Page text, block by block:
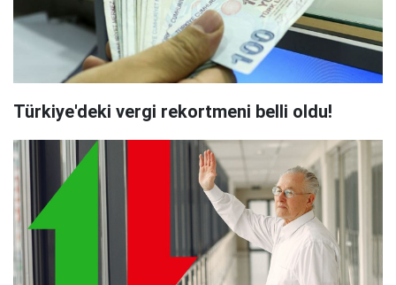
Türkiye'deki vergi rekortmeni belli oldu!